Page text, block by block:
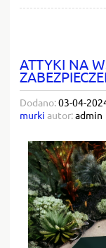
ATTYKI NA
Dodano:03-04-
murki autor:admin